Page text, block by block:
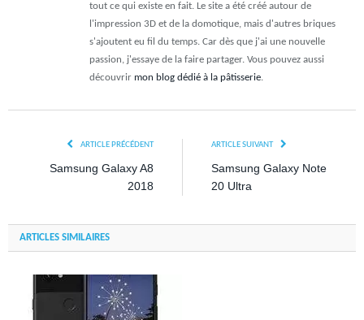
tout ce qui existe en fait. Le site a été créé autour de
l'impression 3D et de la domotique, mais d'autres briques
s'ajoutent eu fil du temps. Car dès que j'ai une nouvelle
passion, j'essaye de la faire partager. Vous pouvez aussi
découvrir mon blog dédié à la pâtisserie.
ARTICLE PRÉCÉDENT
Samsung Galaxy A8
2018
ARTICLE SUIVANT
Samsung Galaxy Note
20 Ultra
ARTICLES SIMILAIRES